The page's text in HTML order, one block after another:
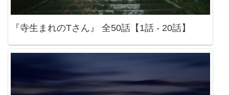
『寺生まれのTさん』 全50話【1話 - 20話】